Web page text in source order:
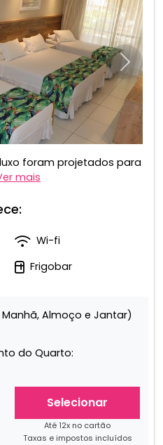
foram projetados para
mais
Wi-fi
Frigobar
Almoço e Jantar)
do Quarto:
Selecionar
Até 12x no cartão
Taxas e impostos incluídos